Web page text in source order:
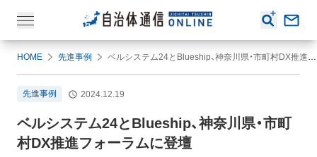
HOME 先進事例 ベルシステム24とBlueship、神奈川県・市町村DX推進フォーラムに登壇
先進事例 2024.12.19
ベルシステム24とBlueship、神奈川県・市町
村DX推進フォーラムに登壇